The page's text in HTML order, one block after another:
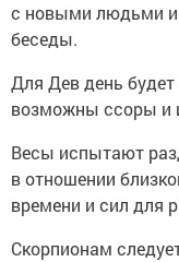
с новыми людьми и
беседы.
Для Дев день
возможны ссоры и
Весы испытают
в отношении
времени и сил для
Скорпионам